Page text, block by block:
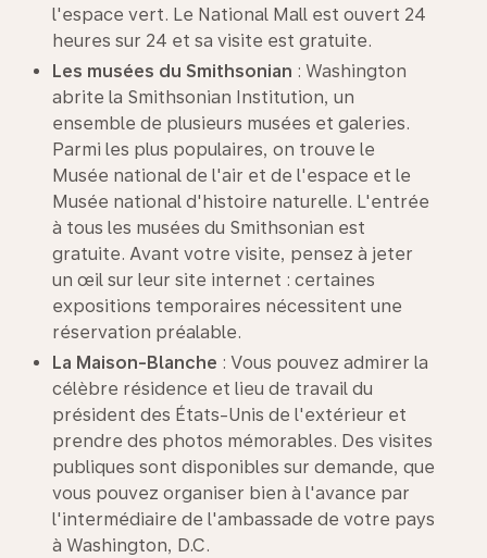
l'espace vert. Le National Mall est ouvert 24
heures sur 24 et sa visite est gratuite.
Les musées du Smithsonian : Washington
abrite la Smithsonian Institution, un
ensemble de plusieurs musées et galeries.
Parmi les plus populaires, on trouve le
Musée national de l'air et de l'espace et le
Musée national d'histoire naturelle. L'entrée
à tous les musées du Smithsonian est
gratuite. Avant votre visite, pensez à jeter
un œil sur leur site internet : certaines
expositions temporaires nécessitent une
réservation préalable.
La Maison-Blanche : Vous pouvez admirer la
célèbre résidence et lieu de travail du
président des États-Unis de l'extérieur et
prendre des photos mémorables. Des visites
publiques sont disponibles sur demande, que
vous pouvez organiser bien à l'avance par
l'intermédiaire de l'ambassade de votre pays
à Washington, D.C.